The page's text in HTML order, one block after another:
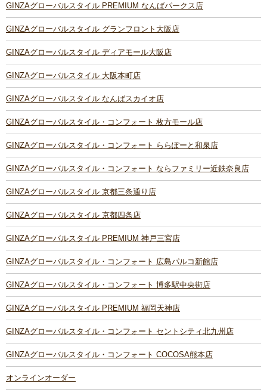
GINZAグローバルスタイル PREMIUM なんばパークス店
GINZAグローバルスタイル グランフロント大阪店
GINZAグローバルスタイル ディアモール大阪店
GINZAグローバルスタイル 大阪本町店
GINZAグローバルスタイル なんばスカイオ店
GINZAグローバルスタイル・コンフォート 枚方モール店
GINZAグローバルスタイル・コンフォート ららぽーと和泉店
GINZAグローバルスタイル・コンフォート ならファミリー近鉄奈良店
GINZAグローバルスタイル 京都三条通り店
GINZAグローバルスタイル 京都四条店
GINZAグローバルスタイル PREMIUM 神戸三宮店
GINZAグローバルスタイル・コンフォート 広島パルコ新館店
GINZAグローバルスタイル・コンフォート 博多駅中央街店
GINZAグローバルスタイル PREMIUM 福岡天神店
GINZAグローバルスタイル・コンフォート セントシティ北九州店
GINZAグローバルスタイル・コンフォート COCOSA熊本店
オンラインオーダー